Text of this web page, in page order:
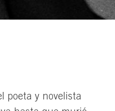
poeta y novelista